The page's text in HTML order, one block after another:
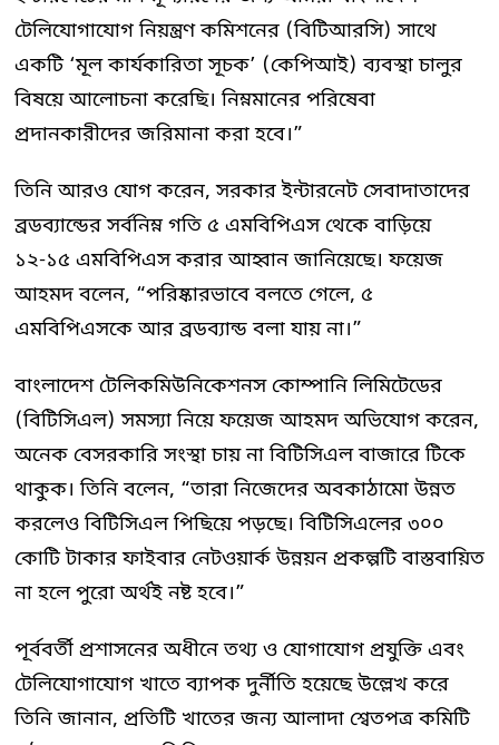
টেলিযোগাযোগ নিয়ন্ত্রণ কমিশনের (বিটিআরসি) সাথে
একটি ‘মূল কার্যকারিতা সূচক’ (কেপিআই) ব্যবস্থা চালুর
বিষয়ে আলোচনা করেছি। নিম্নমানের পরিষেবা
প্রদানকারীদের জরিমানা করা হবে।”
তিনি আরও যোগ করেন, সরকার ইন্টারনেট সেবাদাতাদের
ব্রডব্যান্ডের সর্বনিম্ন গতি ৫ এমবিপিএস থেকে বাড়িয়ে
১২-১৫ এমবিপিএস করার আহ্বান জানিয়েছে। ফয়েজ
আহমদ বলেন, “পরিষ্কারভাবে বলতে গেলে, ৫
এমবিপিএসকে আর ব্রডব্যান্ড বলা যায় না।”
বাংলাদেশ টেলিকমিউনিকেশনস কোম্পানি লিমিটেডের
(বিটিসিএল) সমস্যা নিয়ে ফয়েজ আহমদ অভিযোগ করেন,
অনেক বেসরকারি সংস্থা চায় না বিটিসিএল বাজারে টিকে
থাকুক। তিনি বলেন, “তারা নিজেদের অবকাঠামো উন্নত
করলেও বিটিসিএল পিছিয়ে পড়ছে। বিটিসিএলের ৩০০
কোটি টাকার ফাইবার নেটওয়ার্ক উন্নয়ন প্রকল্পটি বাস্তবায়িত
না হলে পুরো অর্থই নষ্ট হবে।”
পূর্ববর্তী প্রশাসনের অধীনে তথ্য ও যোগাযোগ প্রযুক্তি এবং
টেলিযোগাযোগ খাতে ব্যাপক দুর্নীতি হয়েছে উল্লেখ করে
তিনি জানান, প্রতিটি খাতের জন্য আলাদা শ্বেতপত্র কমিটি